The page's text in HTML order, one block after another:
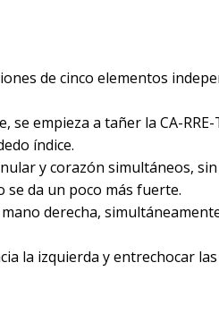
de cinco elementos
empieza a tañer la CA-RRE-
índice.
y corazón simultáneos,
se da un poco más fuerte.
derecha,
la izquierda y entrechocar